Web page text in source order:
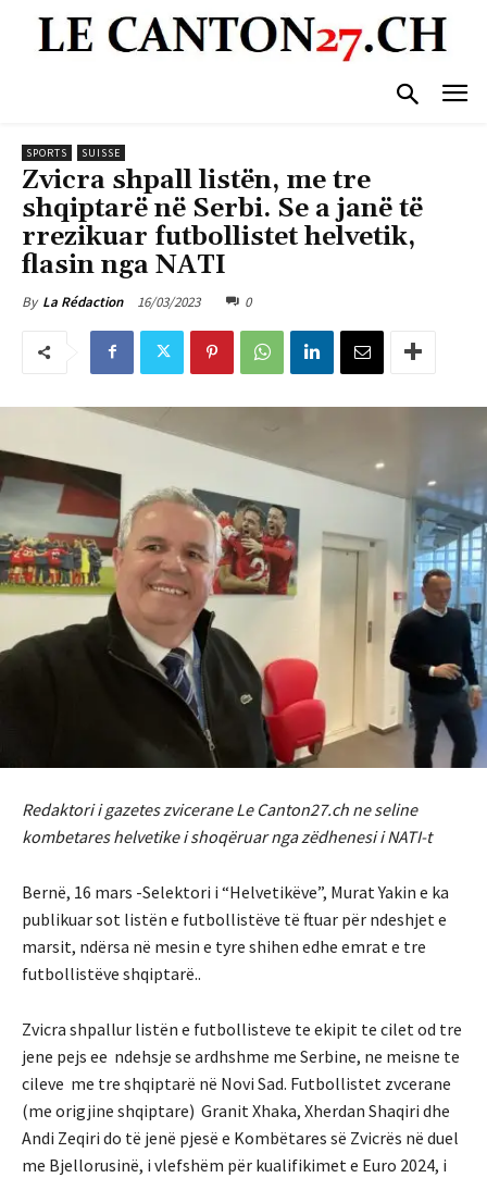
SPORTS SUISSE
Zvicra shpall listën, me tre
shqiptarë në Serbi. Se a janë të
rrezikuar futbollistet helvetik,
flasin nga NATI
By La Rédaction 16/03/2023 0
Redaktori i gazetes zvicerane Le Canton27.ch ne seline
kombetares helvetike i shoqëruar nga zëdhenesi i NATI-t
Bernë, 16 mars -Selektori i “Helvetikëve”, Murat Yakin e ka
publikuar sot listën e futbollistëve të ftuar për ndeshjet e
marsit, ndërsa në mesin e tyre shihen edhe emrat e tre
futbollistëve shqiptarë..
Zvicra shpallur listën e futbollisteve te ekipit te cilet od tre
jene pejs ee ndehsje se ardhshme me Serbine, ne meisne te
cileve me tre shqiptarë në Novi Sad. Futbollistet zvcerane
(me origjine shqiptare) Granit Xhaka, Xherdan Shaqiri dhe
Andi Zeqiri do të jenë pjesë e Kombëtares së Zvicrës në duel
me Bjellorusinë, i vlefshëm për kualifikimet e Euro 2024, i